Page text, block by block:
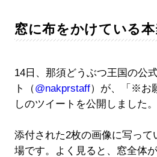
窓に布をかけている
14日、那須どうぶつ王国の公
ト（@nakprstaff）が、「※お
しのツイートを公開しました。
添付された2枚の画像に写っ
場です。よく見ると、窓全体